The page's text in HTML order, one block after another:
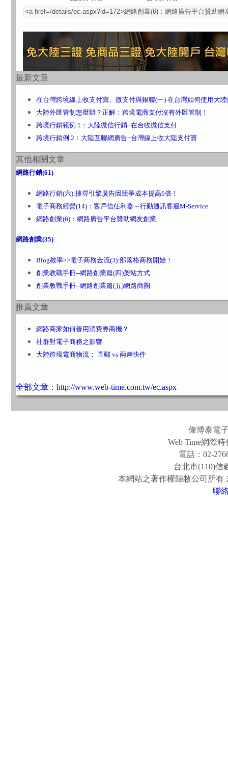
最新文章
在台灣跨境線上收支付寶、微支付與銀聯(一) 在台灣如何使用大
大陸外匯管制怎麼辦？正解：跨境電商支付沒有外匯管制！
跨境行銷範例 1：大陸微信行銷+在台收微信支付
跨境行銷例 2：大陸互聯網廣告+台灣線上收大陸支付寶
其他相關文章
網路行銷(61)
網路行銷(六):搜尋引擎廣告因競爭成本提高6倍！
電子商務經營(14)：客戶信任利器～行動通訊客服M-Service
網路創業(6)：網路廣告平台贊助網友創業
網路創業(35)
Blog教學>>電子商務金流(3):部落格商務開始！
創業教戰手冊--網路創業篇(四)架站方式
創業教戰手冊--網路創業篇(五)網路商圈
推薦文章
網路商家如何善用消費券商機？
社群對電子商務之影響
大陸跨境電商物流： 直郵 vs 兩岸快件
全部文章：http://www.web-time.com.tw/ec.aspx
偉博泰電
Web Time網際
電話：02-
台北市(110)信
本網站之著作權歸敝公司所有
聯